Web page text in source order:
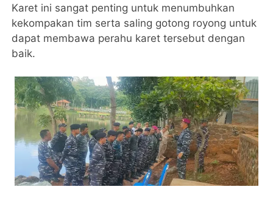
Karet ini sangat penting untuk menumbuhkan
kekompakan tim serta saling gotong royong untuk
dapat membawa perahu karet tersebut dengan
baik.